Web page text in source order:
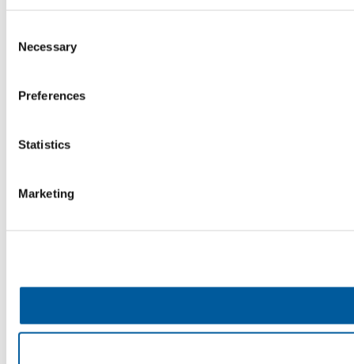
Selection
Necessary
Preferences
Statistics
Marketing